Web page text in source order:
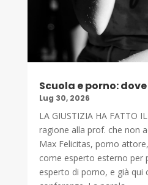
Scuola e porno:
Lug 30, 2026
LA GIUSTIZIA HA FATTO
ragione alla prof. che non
Max Felicitas, porno
come esperto esterno per
esperto di porno, e già qui